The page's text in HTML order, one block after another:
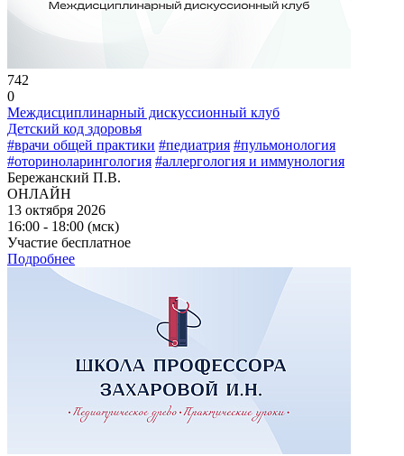
742
0
Междисциплинарный дискуссионный клуб
Детский код здоровья
#врачи общей практики #педиатрия #пульмонология
#оториноларингология #аллергология и иммунология
Бережанский П.В.
ОНЛАЙН
13 октября 2026
16:00 - 18:00 (мск)
Участие бесплатное
Подробнее